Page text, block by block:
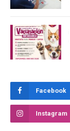
Facebook
Instagram